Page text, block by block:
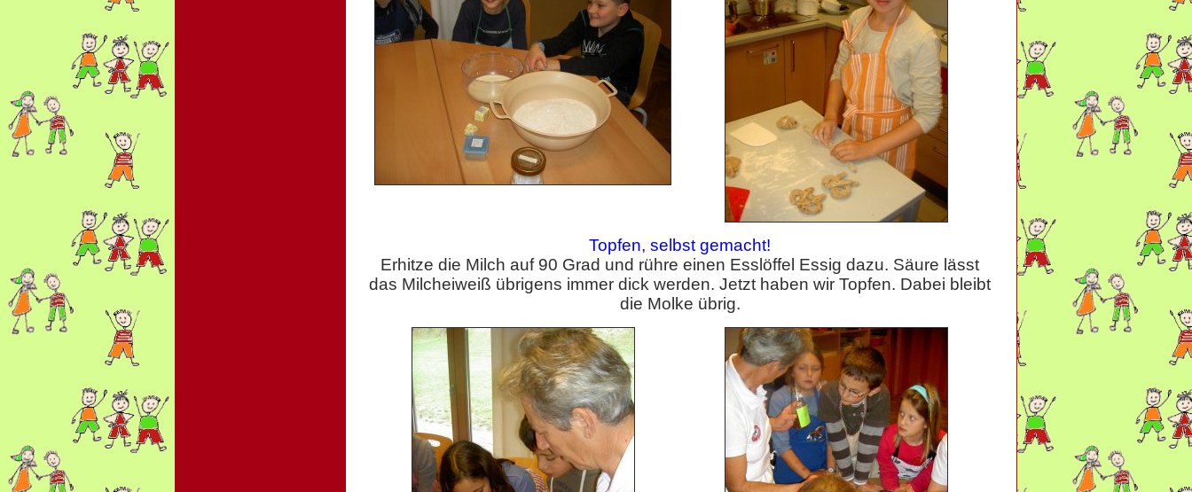
Topfen, selbst gemacht!
Erhitze die Milch auf 90 Grad und rühre einen Esslöffel Essig dazu. Säure lässt
das Milcheiweiß übrigens immer dick werden. Jetzt haben wir Topfen. Dabei bleibt
die Molke übrig.